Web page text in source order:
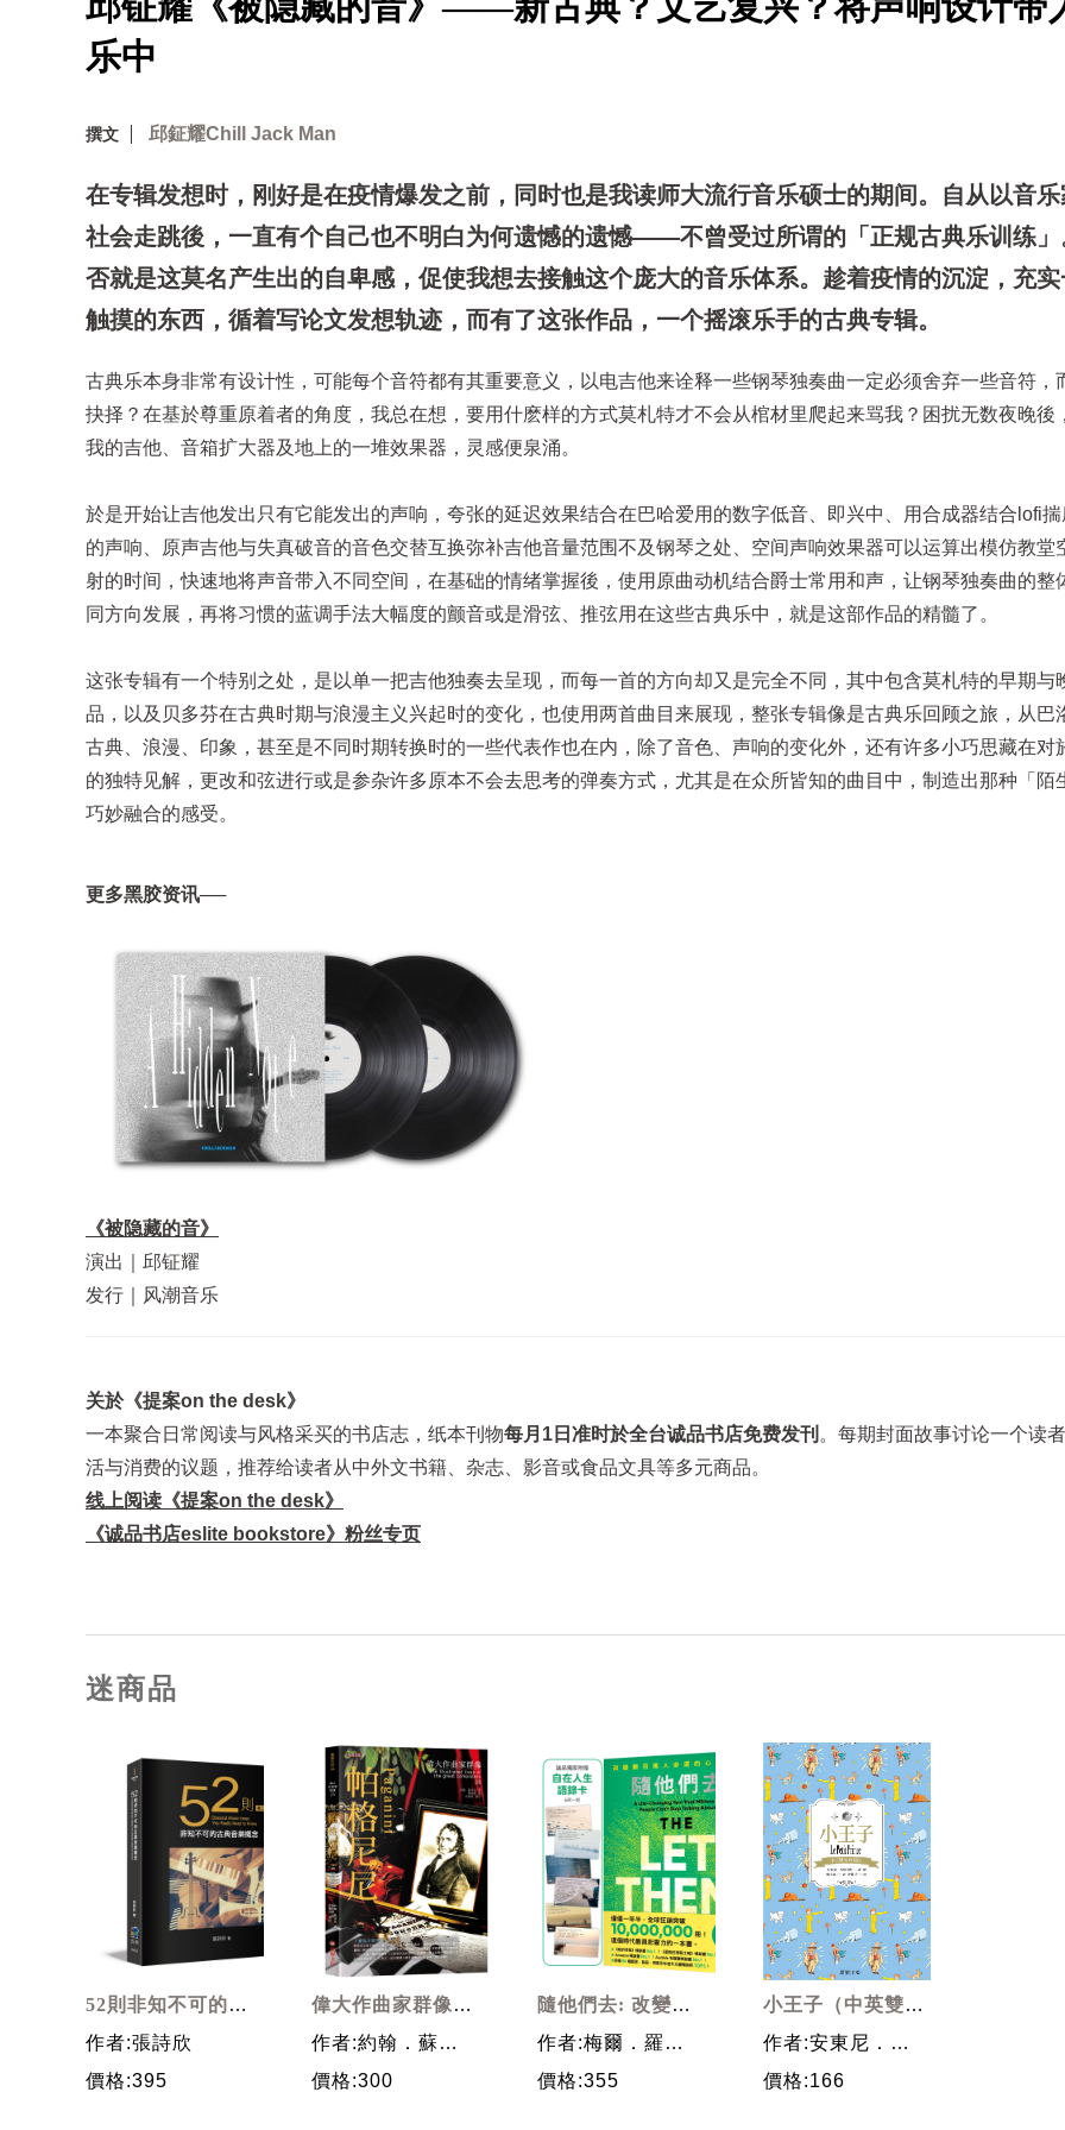
乐中
撰文 邱鉦耀Chill Jack Man
在专辑发想时，刚好是在疫情爆发之前，同时也是我读师大流行音乐硕士的期间。自从以音
社会走跳後，一直有个自己也不明白为何遗憾的遗憾——不曾受过所谓的「正规古典乐训练」
否就是这莫名产生出的自卑感，促使我想去接触这个庞大的音乐体系。趁着疫情的沉淀，充
触摸的东西，循着写论文发想轨迹，而有了这张作品，一个摇滚乐手的古典专辑。
古典乐本身非常有设计性，可能每个音符都有其重要意义，以电吉他来诠释一些钢琴独奏曲一定必须舍弃一些音符，
抉择？在基於尊重原着者的角度，我总在想，要用什麽样的方式莫札特才不会从棺材里爬起来骂我？困扰无数夜晚後
我的吉他、音箱扩大器及地上的一堆效果器，灵感便泉涌。
於是开始让吉他发出只有它能发出的声响，夸张的延迟效果结合在巴哈爱用的数字低音、即兴中、用合成器结合lofi
的声响、原声吉他与失真破音的音色交替互换弥补吉他音量范围不及钢琴之处、空间声响效果器可以运算出模仿教堂
射的时间，快速地将声音带入不同空间，在基础的情绪掌握後，使用原曲动机结合爵士常用和声，让钢琴独奏曲的整
同方向发展，再将习惯的蓝调手法大幅度的颤音或是滑弦、推弦用在这些古典乐中，就是这部作品的精髓了。
这张专辑有一个特别之处，是以单一把吉他独奏去呈现，而每一首的方向却又是完全不同，其中包含莫札特的早期与
品，以及贝多芬在古典时期与浪漫主义兴起时的变化，也使用两首曲目来展现，整张专辑像是古典乐回顾之旅，从巴
古典、浪漫、印象，甚至是不同时期转换时的一些代表作也在内，除了音色、声响的变化外，还有许多小巧思藏在对
的独特见解，更改和弦进行或是参杂许多原本不会去思考的弹奏方式，尤其是在众所皆知的曲目中，制造出那种「陌
巧妙融合的感受。
更多黑胶资讯──
《被隐藏的音》
演出｜邱钲耀
发行｜风潮音乐
关於《提案on the desk》
一本聚合日常阅读与风格采买的书店志，纸本刊物每月1日准时於全台诚品书店免费发刊 。每期封面故事讨论一个读
活与消费的议题，推荐给读者从中外文书籍、杂志、影音或食品文具等多元商品。
线上阅读《提案on the desk》
《诚品书店eslite bookstore》粉丝专页
迷商品
52則非知不可的古
典音樂概念 (第2
版)
作者:張詩欣
價格:395
偉大作曲家群像:
帕格尼尼
作者:約翰．蘇局
登; 彭廣林/ 審訂
價格:300
隨他們去: 改變數
百萬人命運的心理
技巧 (誠品獨家版/
附自在人生語錄
作者:梅爾．羅賓
斯
價格:355
小王子（中英雙語
典藏版） (電子書)
作者:安東尼．聖
修伯里（Antoine
de Saint-
價格:166